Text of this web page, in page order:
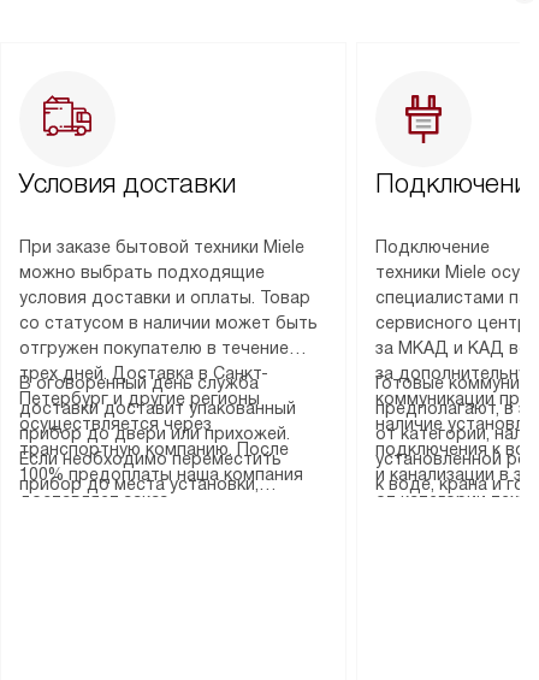
Условия доставки
При заказе бытовой техники Miele
можно выбрать подходящие
условия доставки и оплаты. Товар
со статусом в наличии может быть
отгружен покупателю в течение
трех дней. Доставка в Санкт-
Петербург и другие регионы
осуществляется через
транспортную компанию. После
100% предоплаты наша компания
доставляет заказ
В оговоренный день служба
доставки доставит упакованный
прибор до двери или прихожей.
Если необходимо переместить
прибор до места установки,
Подключение
техники Miele
специалистами
сервисного
за МКАД и КАД
за
коммуникации
наличие
подключения к
и канализации в
от категории
Готовые
предполагают, в
от категории,
установленной
к воде, крана и